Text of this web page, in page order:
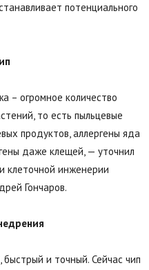
потенциального
– огромное количество
то есть пыльцевые
продуктов, аллергены яда
даже клещей, — уточнил
клеточной инженерии
Гончаров.
и точный. Сейчас чип